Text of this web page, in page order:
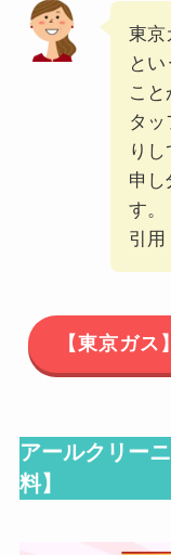
東京
と
こ
タ
り
申し
す。
引用
【東京ガ
アールクリー
料】